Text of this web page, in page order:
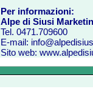
Per informazioni:
Alpe di Siusi
Tel. 0471.709600
E-mail:
Sito web: